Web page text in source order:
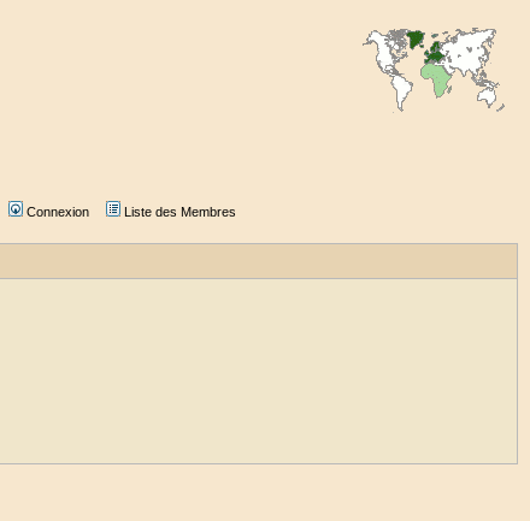
Connexion Liste des Membres